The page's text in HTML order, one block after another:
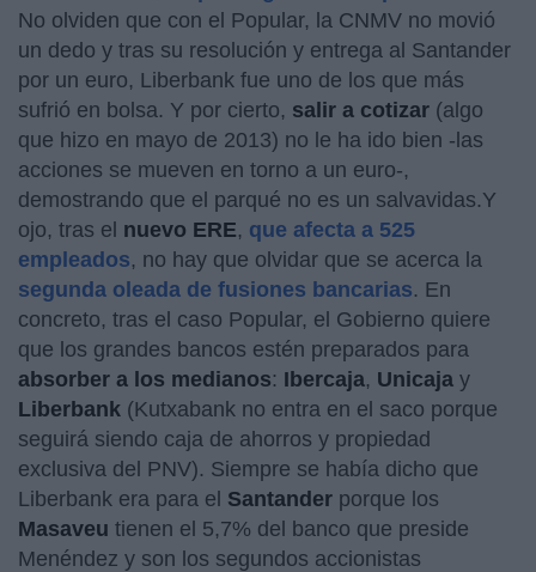
No olviden que con el Popular, la CNMV no movió
un dedo y tras su resolución y entrega al Santander
por un euro, Liberbank fue uno de los que más
sufrió en bolsa. Y por cierto, salir a cotizar (algo
que hizo en mayo de 2013) no le ha ido bien -las
acciones se mueven en torno a un euro-,
demostrando que el parqué no es un salvavidas.Y
ojo, tras el nuevo ERE, que afecta a 525
empleados, no hay que olvidar que se acerca la
segunda oleada de fusiones bancarias. En
concreto, tras el caso Popular, el Gobierno quiere
que los grandes bancos estén preparados para
absorber a los medianos: Ibercaja, Unicaja y
Liberbank (Kutxabank no entra en el saco porque
seguirá siendo caja de ahorros y propiedad
exclusiva del PNV). Siempre se había dicho que
Liberbank era para el Santander porque los
Masaveu tienen el 5,7% del banco que preside
Menéndez y son los segundos accionistas